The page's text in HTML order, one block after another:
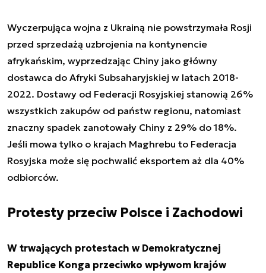
Wyczerpująca wojna z Ukrainą nie powstrzymała Rosji
przed sprzedażą uzbrojenia na kontynencie
afrykańskim, wyprzedzając Chiny jako główny
dostawca do Afryki Subsaharyjskiej w latach 2018-
2022. Dostawy od Federacji Rosyjskiej stanowią 26%
wszystkich zakupów od państw regionu, natomiast
znaczny spadek zanotowały Chiny z 29% do 18%.
Jeśli mowa tylko o krajach Maghrebu to Federacja
Rosyjska może się pochwalić eksportem aż dla 40%
odbiorców.
Protesty przeciw Polsce i Zachodowi
W trwających protestach w Demokratycznej
Republice Konga przeciwko wpływom krajów